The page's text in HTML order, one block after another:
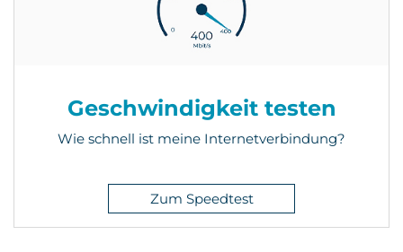
Geschwindigkeit testen
Wie schnell ist meine Internetverbindung?
Zum Speedtest